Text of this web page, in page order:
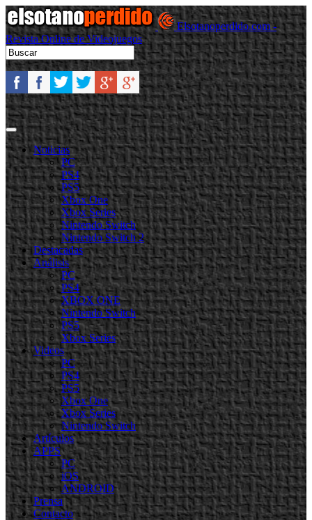
Elsotanoperdido.com -
Revista Online de Videojuegos
Noticias
PC
PS4
PS5
Xbox One
Xbox Series
Nintendo Switch
Nintendo Switch 2
Destacadas
Análisis
PC
PS4
XBOX ONE
Nintendo Switch
PS5
Xbox Series
Videos
PC
PS4
PS5
Xbox One
Xbox Series
Nintendo Switch
Artículos
APPS
PC
iOS
ANDROID
Prensa
Contacto